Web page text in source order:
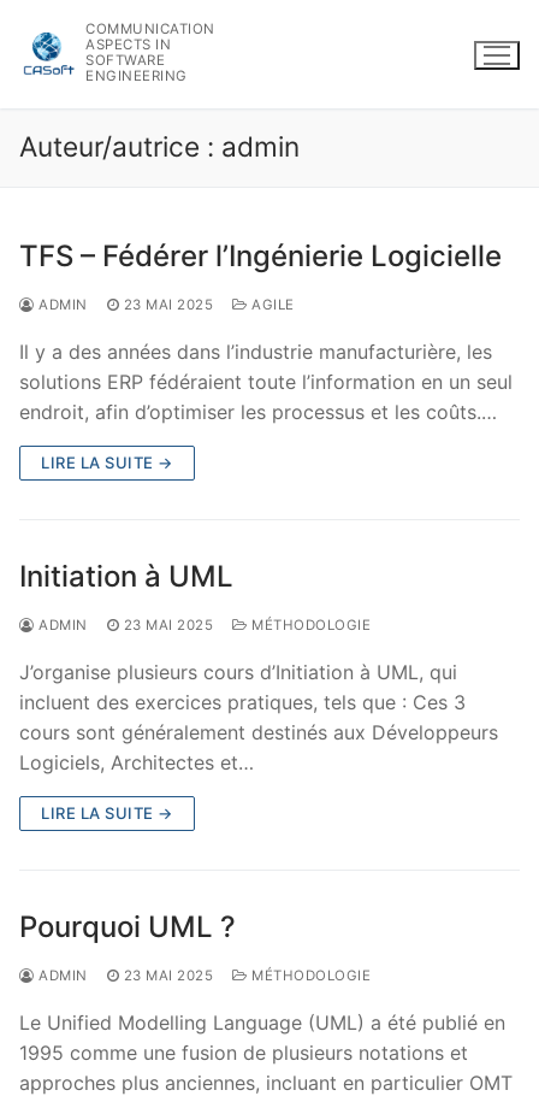
contenu
COMMUNICATION
ASPECTS IN
SOFTWARE
ENGINEERING
Auteur/autrice : admin
TFS – Fédérer l’Ingénierie Logicielle
ADMIN 23 MAI 2025 AGILE
Il y a des années dans l’industrie manufacturière, les
solutions ERP fédéraient toute l’information en un seul
endroit, afin d’optimiser les processus et les coûts.…
LIRE LA SUITE →
Initiation à UML
ADMIN 23 MAI 2025 MÉTHODOLOGIE
J’organise plusieurs cours d’Initiation à UML, qui
incluent des exercices pratiques, tels que : Ces 3
cours sont généralement destinés aux Développeurs
Logiciels, Architectes et…
LIRE LA SUITE →
Pourquoi UML ?
ADMIN 23 MAI 2025 MÉTHODOLOGIE
Le Unified Modelling Language (UML) a été publié en
1995 comme une fusion de plusieurs notations et
approches plus anciennes, incluant en particulier OMT